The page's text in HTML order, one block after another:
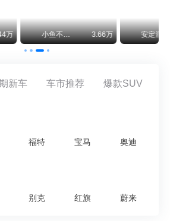
小鱼不刹车 3.66万 安定洞察
新车 车市推荐 爆款SUV
福特 宝马 奥迪
别克 红旗 蔚来